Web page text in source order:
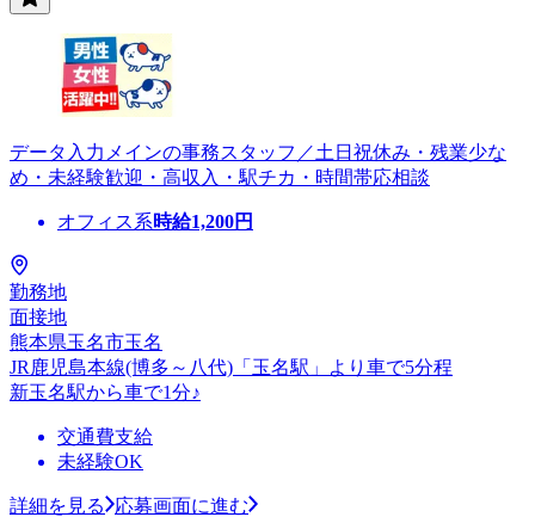
データ入力メインの事務スタッフ／土日祝休み・残業少な
め・未経験歓迎・高収入・駅チカ・時間帯応相談
オフィス系時給1,200円
勤務地
面接地
熊本県玉名市玉名
JR鹿児島本線(博多～八代)「玉名駅」より車で5分程
新玉名駅から車で1分♪
交通費支給
未経験OK
詳細を見る
応募画面に進む